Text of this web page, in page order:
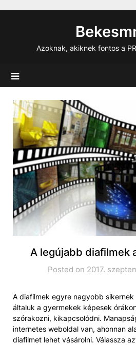
Azoknak, akiknek fontos a
A legújabb diafilmek
Posted on 2017.
A diafilmek egyre nagyobb
általuk a gyermekek képesek
szórakozni, kikapcsolódni.
internetes weboldal van, ahonnan
diafilmet lehet vásárolni. Válassza